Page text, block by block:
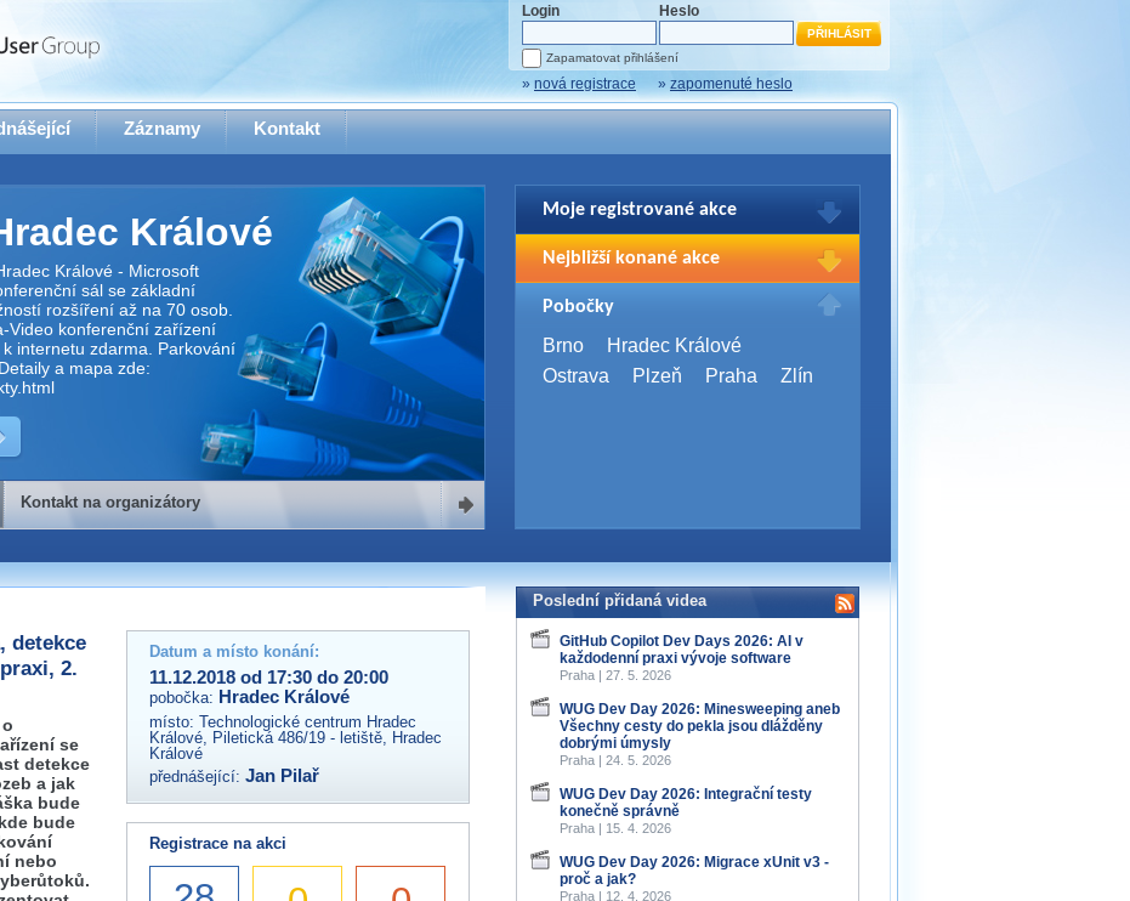
Login Heslo
Zapamatovat přihlášení
» nová registrace » zapomenuté heslo
Záznamy Kontakt
Králové
Králové - Microsoft
sál se základní
rozšíření až na 70 osob.
Video konferenční zařízení
internetu zdarma. Parkování
a mapa zde:
organizátory
na organizátory této akce,
na e-mailu:
Kontakt na organizátory
Moje registrované akce
Pro zobrazení Vašich registrací na akce
se prosím přihlašte.
Nejbližší konané akce
WUG Days 2026
4. 9. 2026,Brno
SQL Server Bootcamp 2026
Pobočky
Brno
Hradec Králové
Ostrava
Plzeň Praha Zlín
detekce
2.
se
detekce
a jak
bude
bude
nebo
Datum a místo konání:
11.12.2018 od 17:30 do 20:00
pobočka: Hradec Králové
místo: Technologické centrum Hradec
Králové, Piletická 486/19 - letiště, Hradec
Králové
přednášející: Jan Pilař
Registrace na akci
Poslední přidaná videa
GitHub Copilot Dev Days 2026: AI v
každodenní praxi vývoje software
Praha | 27. 5. 2026
WUG Dev Day 2026: Minesweeping aneb
Všechny cesty do pekla jsou dlážděny
dobrými úmysly
Praha | 24. 5. 2026
WUG Dev Day 2026: Integrační testy
konečně správně
Praha | 15. 4. 2026
WUG Dev Day 2026: Migrace xUnit v3 -
proč a jak?
Praha | 12. 4. 2026